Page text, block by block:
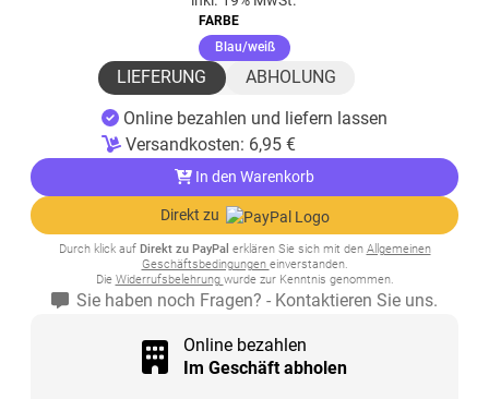
FARBE
Blau/weiß(ausgewählt)
LIEFERUNG ABHOLUNG
Online bezahlen und liefern lassen
Versandkosten: 6,95 €
In den Warenkorb
Direkt zu
Durch klick auf Direkt zu PayPal erklären Sie sich mit den Allgemeinen
Geschäftsbedingungen einverstanden.
Die Widerrufsbelehrung wurde zur Kenntnis genommen.
Sie haben noch Fragen? - Kontaktieren Sie uns.
Online bezahlen
Im Geschäft abholen